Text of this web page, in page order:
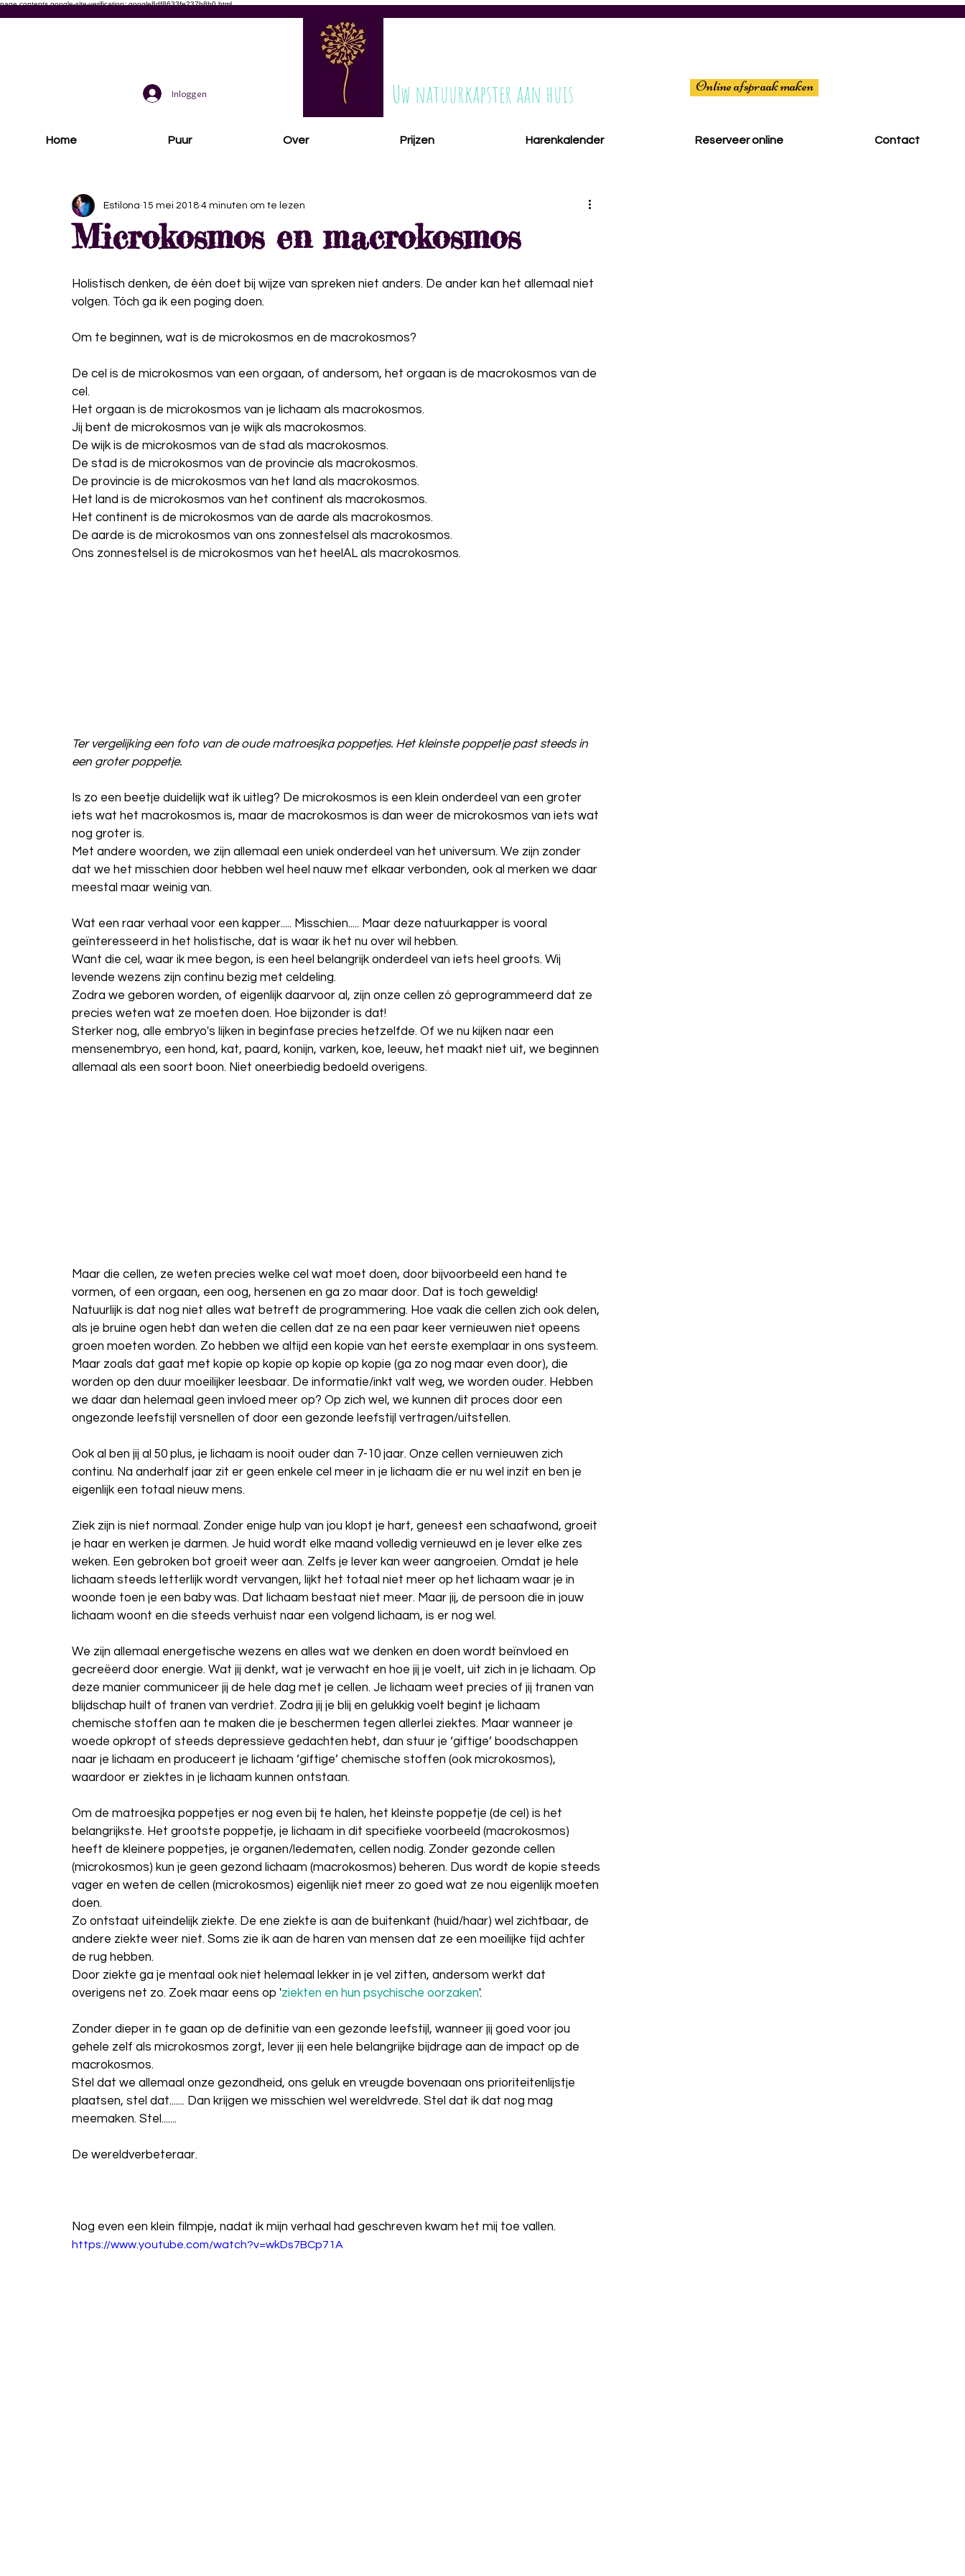
page contentsgoogle-site-verification: google8df8633fe237b8b0.html
Inloggen Uw natuurkapster aan huis Online afspraak maken
Microkosmos en macrokosmos
Estilona 15 mei 2018 4 minuten om te lezen
Holistisch denken, de één doet bij wijze van spreken niet anders. De ander kan het allemaal niet
volgen. Tóch ga ik een poging doen.
Om te beginnen, wat is de microkosmos en de macrokosmos?
De cel is de microkosmos van een orgaan, of andersom, het orgaan is de macrokosmos van de
cel.
Het orgaan is de microkosmos van je lichaam als macrokosmos.
Jij bent de microkosmos van je wijk als macrokosmos.
De wijk is de microkosmos van de stad als macrokosmos.
De stad is de microkosmos van de provincie als macrokosmos.
De provincie is de microkosmos van het land als macrokosmos.
Het land is de microkosmos van het continent als macrokosmos.
Het continent is de microkosmos van de aarde als macrokosmos.
De aarde is de microkosmos van ons zonnestelsel als macrokosmos.
Ons zonnestelsel is de microkosmos van het heelAL als macrokosmos.
Ter vergelijking een foto van de oude matroesjka poppetjes. Het kleinste poppetje past steeds in
een groter poppetje.
Is zo een beetje duidelijk wat ik uitleg? De microkosmos is een klein onderdeel van een groter
iets wat het macrokosmos is, maar de macrokosmos is dan weer de microkosmos van iets wat
nog groter is.
Met andere woorden, we zijn allemaal een uniek onderdeel van het universum. We zijn zonder
dat we het misschien door hebben wel heel nauw met elkaar verbonden, ook al merken we daar
meestal maar weinig van.
Wat een raar verhaal voor een kapper..... Misschien..... Maar deze natuurkapper is vooral
geïnteresseerd in het holistische, dat is waar ik het nu over wil hebben.
Want die cel, waar ik mee begon, is een heel belangrijk onderdeel van iets heel groots. Wij
levende wezens zijn continu bezig met celdeling.
Zodra we geboren worden, of eigenlijk daarvoor al, zijn onze cellen zó geprogrammeerd dat ze
precies weten wat ze moeten doen. Hoe bijzonder is dat!
Sterker nog, alle embryo's lijken in beginfase precies hetzelfde. Of we nu kijken naar een
mensenembryo, een hond, kat, paard, konijn, varken, koe, leeuw, het maakt niet uit, we beginnen
allemaal als een soort boon. Niet oneerbiedig bedoeld overigens.
Maar die cellen, ze weten precies welke cel wat moet doen, door bijvoorbeeld een hand te
vormen, of een orgaan, een oog, hersenen en ga zo maar door. Dat is toch geweldig!
Natuurlijk is dat nog niet alles wat betreft de programmering. Hoe vaak die cellen zich ook delen,
als je bruine ogen hebt dan weten die cellen dat ze na een paar keer vernieuwen niet opeens
groen moeten worden. Zo hebben we altijd een kopie van het eerste exemplaar in ons systeem.
Maar zoals dat gaat met kopie op kopie op kopie op kopie (ga zo nog maar even door), die
worden op den duur moeilijker leesbaar. De informatie/inkt valt weg, we worden ouder. Hebben
we daar dan helemaal geen invloed meer op? Op zich wel, we kunnen dit proces door een
ongezonde leefstijl versnellen of door een gezonde leefstijl vertragen/uitstellen.
Ook al ben jij al 50 plus, je lichaam is nooit ouder dan 7-10 jaar. Onze cellen vernieuwen zich
continu. Na anderhalf jaar zit er geen enkele cel meer in je lichaam die er nu wel inzit en ben je
eigenlijk een totaal nieuw mens.
Ziek zijn is niet normaal. Zonder enige hulp van jou klopt je hart, geneest een schaafwond, groeit
je haar en werken je darmen. Je huid wordt elke maand volledig vernieuwd en je lever elke zes
weken. Een gebroken bot groeit weer aan. Zelfs je lever kan weer aangroeien. Omdat je hele
lichaam steeds letterlijk wordt vervangen, lijkt het totaal niet meer op het lichaam waar je in
woonde toen je een baby was. Dat lichaam bestaat niet meer. Maar jij, de persoon die in jouw
lichaam woont en die steeds verhuist naar een volgend lichaam, is er nog wel.
We zijn allemaal energetische wezens en alles wat we denken en doen wordt beïnvloed en
gecreëerd door energie. Wat jij denkt, wat je verwacht en hoe jij je voelt, uit zich in je lichaam. Op
deze manier communiceer jij de hele dag met je cellen. Je lichaam weet precies of jij tranen van
blijdschap huilt of tranen van verdriet. Zodra jij je blij en gelukkig voelt begint je lichaam
chemische stoffen aan te maken die je beschermen tegen allerlei ziektes. Maar wanneer je
woede opkropt of steeds depressieve gedachten hebt, dan stuur je ‘giftige’ boodschappen
naar je lichaam en produceert je lichaam ‘giftige’ chemische stoffen (ook microkosmos),
waardoor er ziektes in je lichaam kunnen ontstaan.
Om de matroesjka poppetjes er nog even bij te halen, het kleinste poppetje (de cel) is het
belangrijkste. Het grootste poppetje, je lichaam in dit specifieke voorbeeld (macrokosmos)
heeft de kleinere poppetjes, je organen/ledematen, cellen nodig. Zonder gezonde cellen
(microkosmos) kun je geen gezond lichaam (macrokosmos) beheren. Dus wordt de kopie steeds
vager en weten de cellen (microkosmos) eigenlijk niet meer zo goed wat ze nou eigenlijk moeten
doen.
Zo ontstaat uiteindelijk ziekte. De ene ziekte is aan de buitenkant (huid/haar) wel zichtbaar, de
andere ziekte weer niet. Soms zie ik aan de haren van mensen dat ze een moeilijke tijd achter
de rug hebben.
Door ziekte ga je mentaal ook niet helemaal lekker in je vel zitten, andersom werkt dat
overigens net zo. Zoek maar eens op 'ziekten en hun psychische oorzaken'.
Zonder dieper in te gaan op de definitie van een gezonde leefstijl, wanneer jij goed voor jou
gehele zelf als microkosmos zorgt, lever jij een hele belangrijke bijdrage aan de impact op de
macrokosmos.
Stel dat we allemaal onze gezondheid, ons geluk en vreugde bovenaan ons prioriteitenlijstje
plaatsen, stel dat....... Dan krijgen we misschien wel wereldvrede. Stel dat ik dat nog mag
meemaken. Stel.......
De wereldverbeteraar.
Nog even een klein filmpje, nadat ik mijn verhaal had geschreven kwam het mij toe vallen.
https://www.youtube.com/watch?v=wkDs7BCp71A
Home Puur Over Prijzen Harenkalender Reserveer online Contact